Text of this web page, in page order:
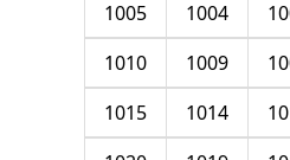
1004
1005
1009
1010
1014
1015